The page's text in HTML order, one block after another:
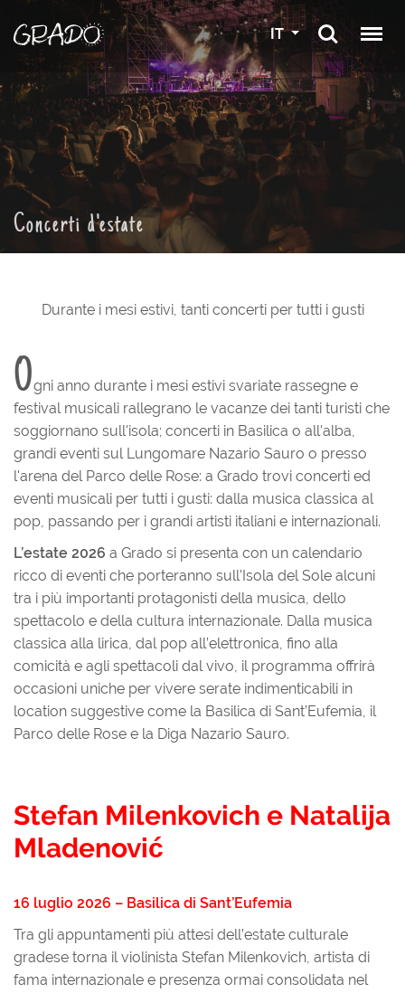
IT
Concerti d'estate
Durante i mesi estivi, tanti concerti per tutti i gusti
Ogni anno durante i mesi estivi svariate rassegne e
festival musicali rallegrano le vacanze dei tanti turisti che
soggiornano sull'isola; concerti in Basilica o all'alba,
grandi eventi sul Lungomare Nazario Sauro o presso
l'arena del Parco delle Rose: a Grado trovi concerti ed
eventi musicali per tutti i gusti: dalla musica classica al
pop, passando per i grandi artisti italiani e internazionali.
L’estate 2026 a Grado si presenta con un calendario
ricco di eventi che porteranno sull’Isola del Sole alcuni
tra i più importanti protagonisti della musica, dello
spettacolo e della cultura internazionale. Dalla musica
classica alla lirica, dal pop all’elettronica, fino alla
comicità e agli spettacoli dal vivo, il programma offrirà
occasioni uniche per vivere serate indimenticabili in
location suggestive come la Basilica di Sant’Eufemia, il
Parco delle Rose e la Diga Nazario Sauro.
Stefan Milenkovich e Natalija
Mladenović
16 luglio 2026 – Basilica di Sant’Eufemia
Tra gli appuntamenti più attesi dell’estate culturale
gradese torna il violinista Stefan Milenkovich, artista di
fama internazionale e presenza ormai consolidata nel